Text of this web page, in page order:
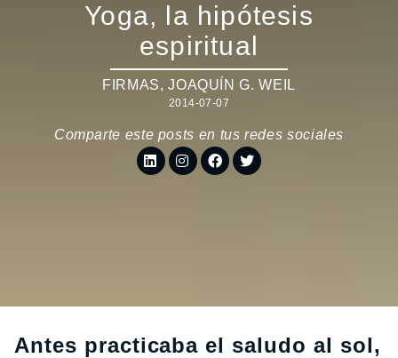
Yoga, la hipótesis
espiritual
FIRMAS,JOAQUÍN G. WEIL
2014-07-07
Comparte este posts en tus redes sociales
Antes practicaba el saludo al sol,